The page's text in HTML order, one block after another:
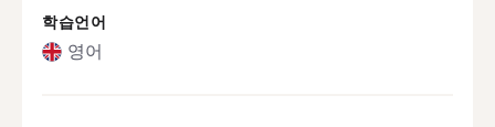
학습언어
영어